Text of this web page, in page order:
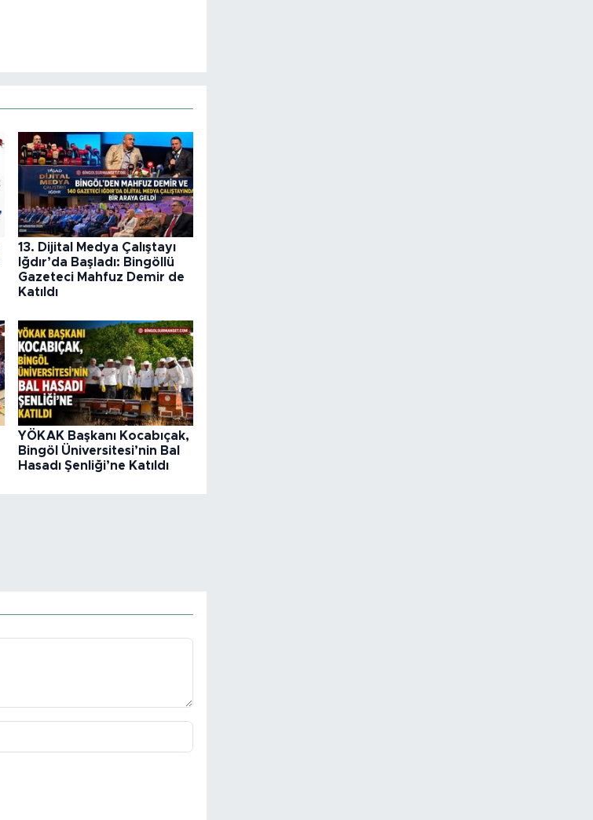
13. Dijital Medya Çalıştayı
Iğdır’da Başladı: Bingöllü
Gazeteci Mahfuz Demir de
Katıldı
YÖKAK Başkanı Kocabıçak,
Bingöl Üniversitesi’nin Bal
Hasadı Şenliği’ne Katıldı